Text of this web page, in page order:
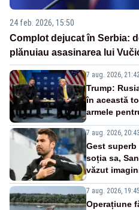
24 feb. 2026, 15:50
Complot dejucat în Serbia:
plănuiau asasinarea lui
7 aug. 2026, 21:42
Trump:
în această
armele
7 aug. 2026, 20:43
Gest
soția sa,
văzut
7 aug. 2026, 19:45
Operațiune